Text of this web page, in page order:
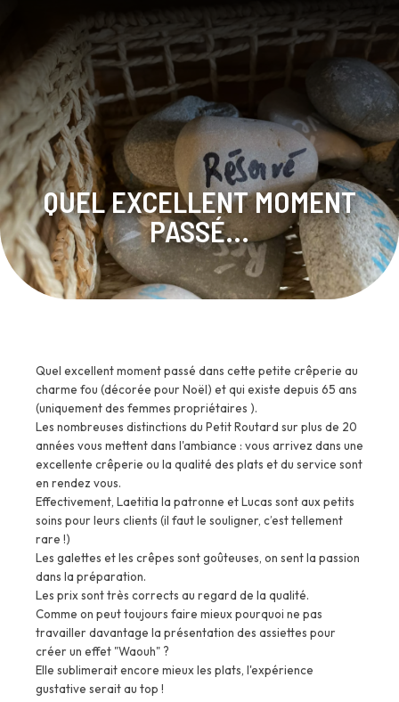
QUEL EXCELLENT MOMENT
PASSÉ...
Quel excellent moment passé dans cette petite crêperie au
charme fou (décorée pour Noël) et qui existe depuis 65 ans
(uniquement des femmes propriétaires ).
Les nombreuses distinctions du Petit Routard sur plus de 20
années vous mettent dans l'ambiance : vous arrivez dans une
excellente crêperie ou la qualité des plats et du service sont
en rendez vous.
Effectivement, Laetitia la patronne et Lucas sont aux petits
soins pour leurs clients (il faut le souligner, c’est tellement
rare !)
Les galettes et les crêpes sont goûteuses, on sent la passion
dans la préparation.
Les prix sont très corrects au regard de la qualité.
Comme on peut toujours faire mieux pourquoi ne pas
travailler davantage la présentation des assiettes pour
créer un effet "Waouh" ?
Elle sublimerait encore mieux les plats, l'expérience
gustative serait au top !